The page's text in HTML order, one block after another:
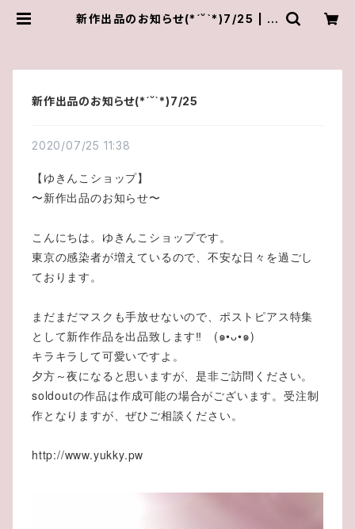
新作出品のお知らせ(*´˘`*)7/25 | ゆ
新作出品のお知らせ(*´˘`*)7/25
2020/07/25 11:38
【ゆきんこショップ】
〜新作出品のお知らせ〜
こんにちは。ゆきんこショップです。
東京の感染者が増えているので、不安な日々を過ごし
ております。
まだまだマスクも手放せないので、ポストピアス特集
として新作作品を出品致します‼ (๑•ᴗ•๑)
キラキラして可愛いですよ。
夕方～夜になると思いますが、是非ご訪問ください。
soldoutの作品は作成可能の場合がございます。受注制
作となりますが、ぜひご相談ください。
http://www.yukky.pw